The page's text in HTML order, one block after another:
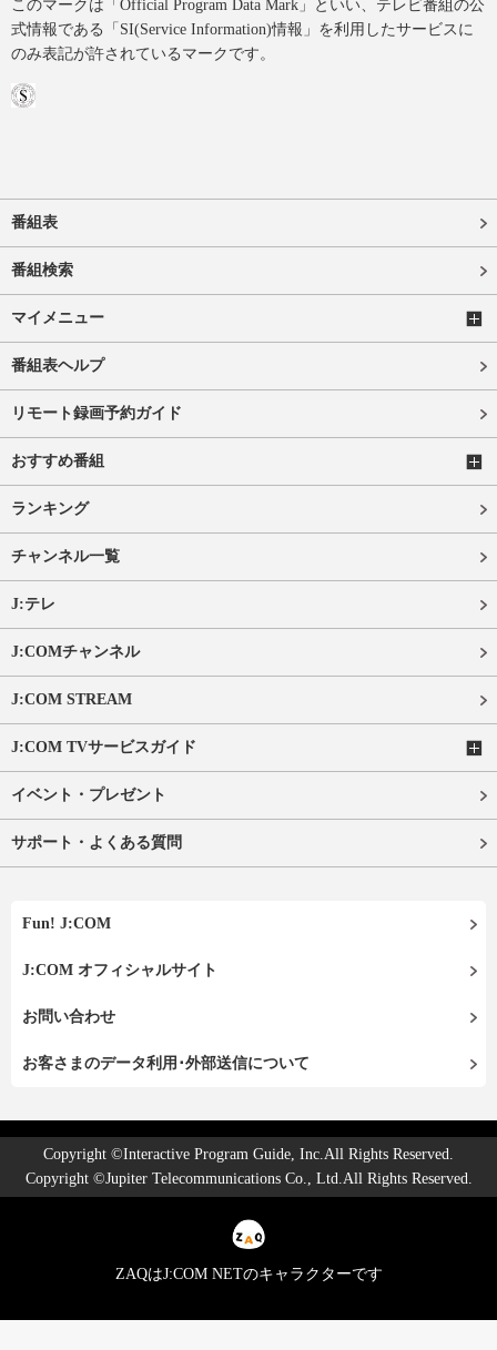
このマークは「Official Program Data Mark」といい、テレビ番組の公
式情報である「SI(Service Information)情報」を利用したサービスに
のみ表記が許されているマークです。
番組表
番組検索
マイメニュー
番組表ヘルプ
リモート録画予約ガイド
おすすめ番組
ランキング
チャンネル一覧
J:テレ
J:COMチャンネル
J:COM STREAM
J:COM TVサービスガイド
イベント・プレゼント
サポート・よくある質問
Fun! J:COM
J:COM オフィシャルサイト
お問い合わせ
お客さまのデータ利用･外部送信について
Copyright ©Interactive Program Guide, Inc.All Rights Reserved.
Copyright ©Jupiter Telecommunications Co., Ltd.All Rights Reserved.
ZAQはJ:COM NETのキャラクターです